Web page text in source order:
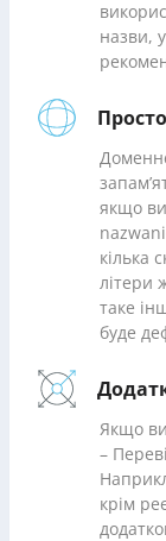
назви,
якщо
кілька
літери
таке
буде
Якщо
–
крім